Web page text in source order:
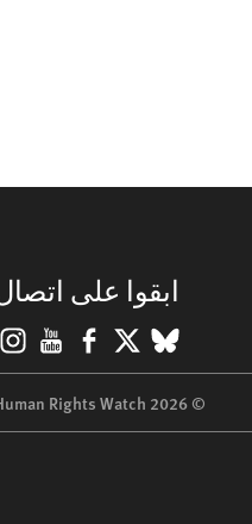
ابقوا على
BlueSky
X
© 2026 Human Rights Watch